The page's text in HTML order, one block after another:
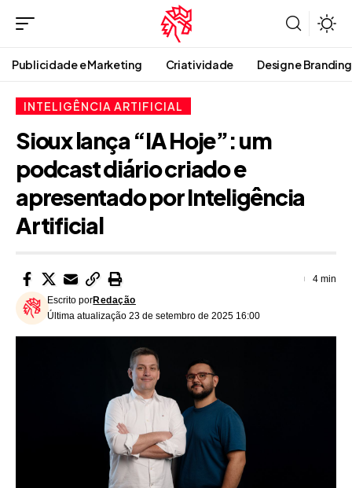
Publicidade e Marketing Criatividade Design e Branding
INTELIGÊNCIA ARTIFICIAL
Sioux lança “IA Hoje”: um
podcast diário criado e
apresentado por Inteligência
Artificial
Última atualização 23 de setembro de 2025 16:00
Escrito porRedação
4 min